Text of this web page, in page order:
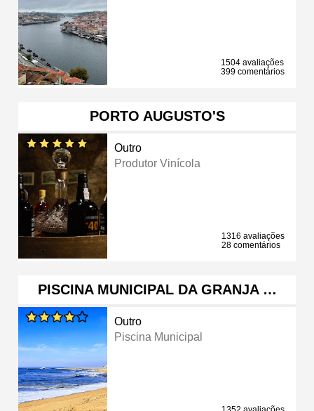
1504 avaliações
399 comentários
PORTO AUGUSTO'S
Outro
Produtor Vinícola
1316 avaliações
28 comentários
PISCINA MUNICIPAL DA GRANJA …
Outro
Piscina Municipal